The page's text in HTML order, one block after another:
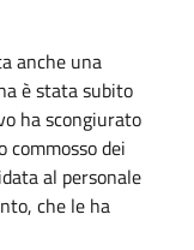
anche una
è stata subito
ha scongiurato
commosso dei
al personale
che le ha